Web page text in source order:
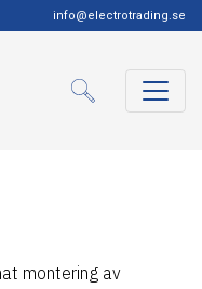
info@electrotrading.se
montering av